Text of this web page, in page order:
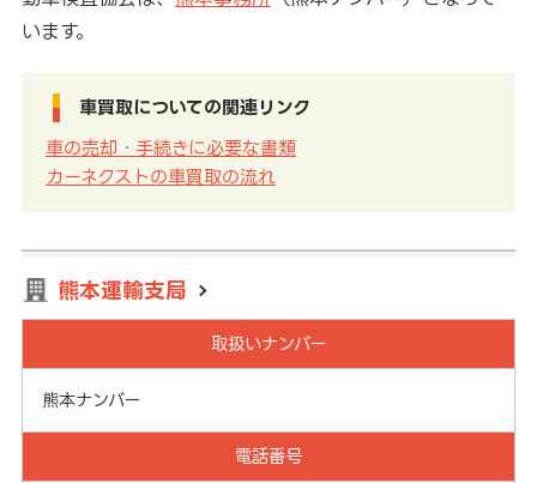
います。
車買取についての関連リンク
車の売却・手続きに必要な書類
カーネクストの車買取の流れ
熊本運輸支局
取扱いナンバー
熊本ナンバー
電話番号